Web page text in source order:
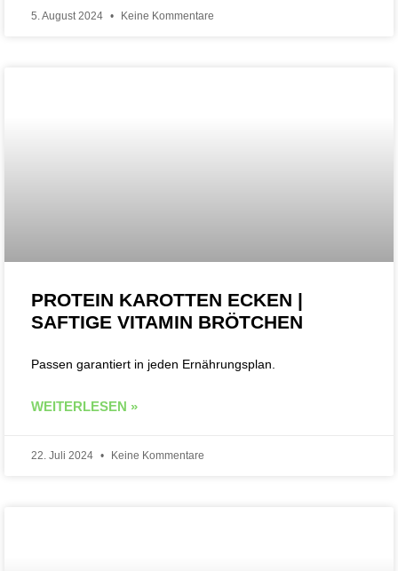
5. August 2024 Keine Kommentare
PROTEIN KAROTTEN ECKEN |
SAFTIGE VITAMIN BRÖTCHEN
Passen garantiert in jeden Ernährungsplan.
WEITERLESEN »
22. Juli 2024 Keine Kommentare